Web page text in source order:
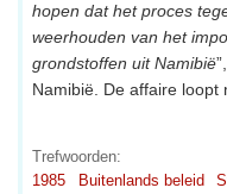
hopen dat het proces
weerhouden van het
grondstoffen uit Namibië
Namibië. De affaire loopt
Trefwoorden:
1985
Buitenlands beleid